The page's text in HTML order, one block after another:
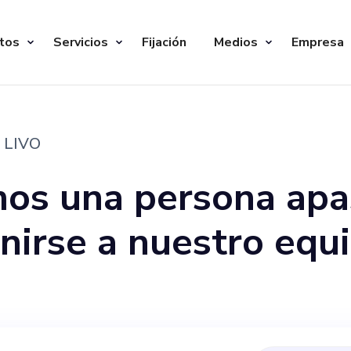
Servicios Fijación Medios Empresa
LIVO
una persona
a nuestro